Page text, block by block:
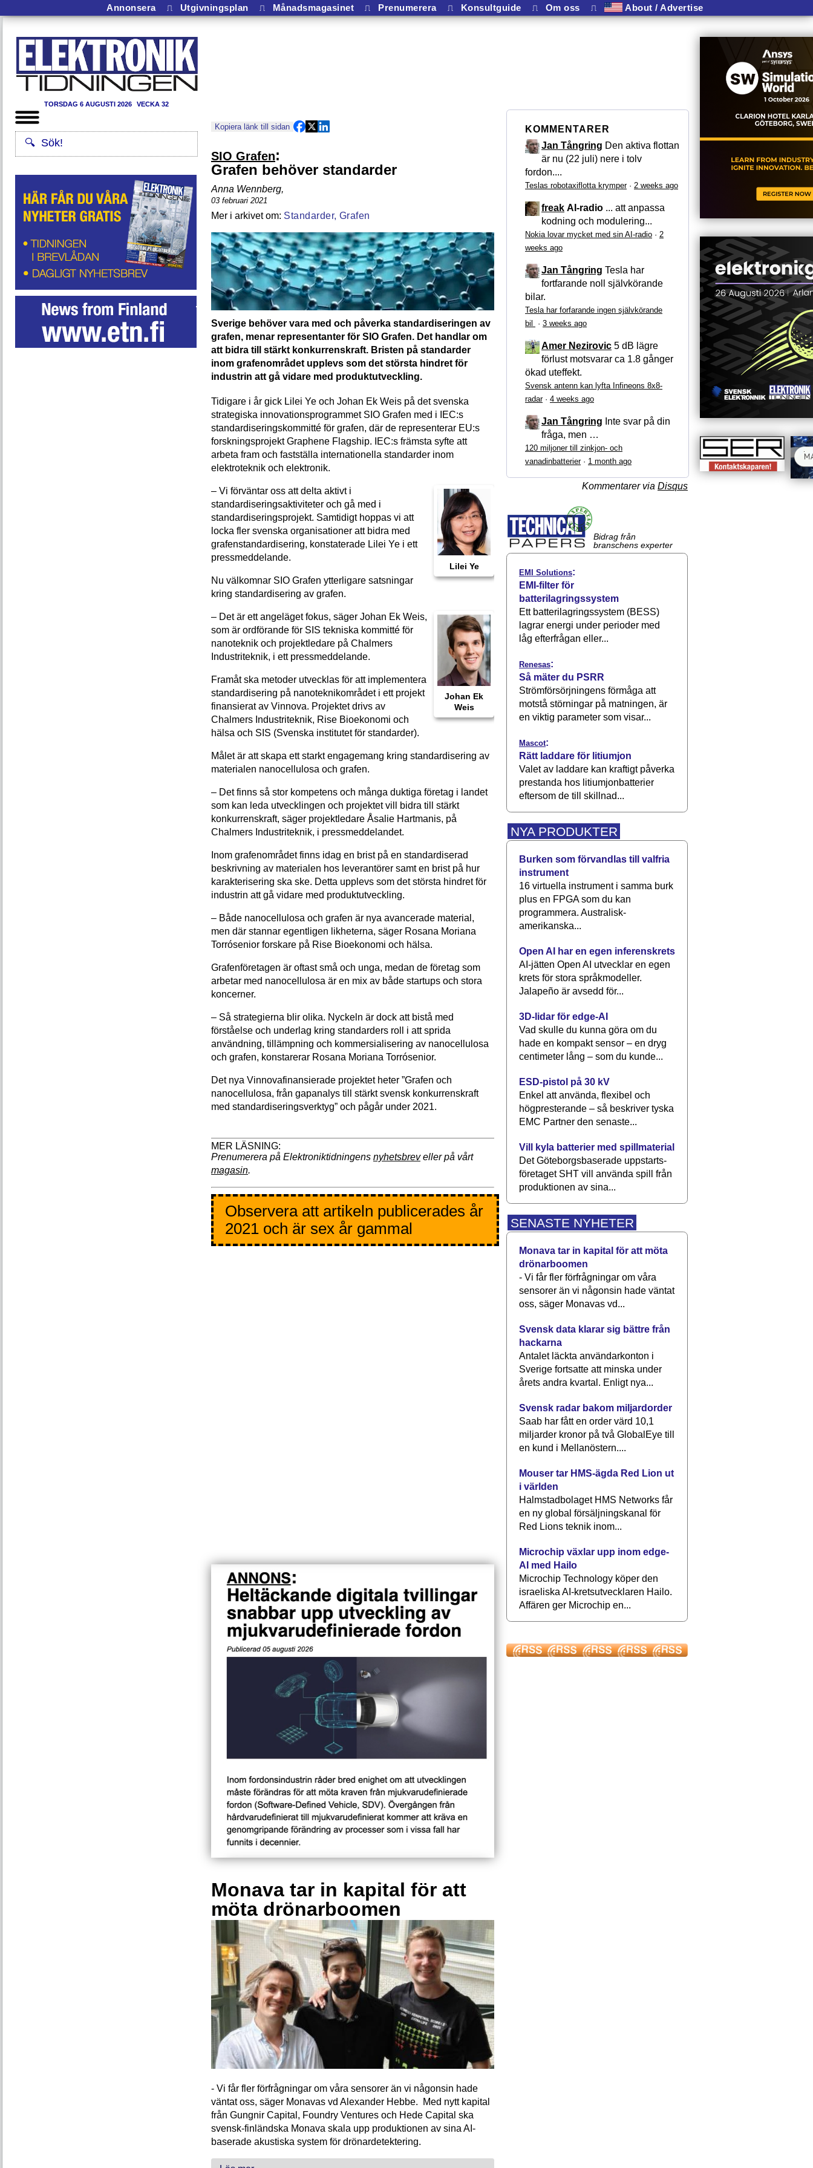
Annonsera ⎍ Utgivningsplan ⎍ Månadsmagasinet ⎍ Prenumerera ⎍ Konsultguide ⎍ Om oss ⎍ About / Advertise
TORSDAG 6 AUGUSTI 2026 VECKA 32
Kopiera länk till sidan
SIO Grafen:
Grafen behöver standarder
Anna Wennberg,
03 februari 2021
Standarder, Grafen
Sverige behöver vara med och påverka standardiseringen av
grafen, menar representanter för SIO Grafen. Det handlar om
att bidra till stärkt konkurrenskraft. Bristen på standarder
inom grafenområdet upplevs som det största hindret för
industrin att gå vidare med produktutveckling.
Tidigare i år gick Lilei Ye och Johan Ek Weis på det svenska
strategiska innovationsprogrammet SIO Grafen med i IEC:s
standardiseringskommitté för grafen, där de representerar EU:s
forskningsprojekt Graphene Flagship. IEC:s främsta syfte att
arbeta fram och fastställa internationella standarder inom
elektroteknik och elektronik.
Lilei Ye
– Vi förväntar oss att delta aktivt i
standardiseringsaktiviteter och gå med i
standardiseringsprojekt. Samtidigt hoppas vi att
locka fler svenska organisationer att bidra med
grafenstandardisering, konstaterade Lilei Ye i ett
pressmeddelande.
Nu välkomnar SIO Grafen ytterligare satsningar
kring standardisering av grafen.
Johan Ek
Weis
– Det är ett angeläget fokus, säger Johan Ek Weis,
som är ordförande för SIS tekniska kommitté för
nanoteknik och projektledare på Chalmers
Industriteknik, i ett pressmeddelande.
Framåt ska metoder utvecklas för att implementera
standardisering på nanoteknikområdet i ett projekt
finansierat av Vinnova. Projektet drivs av
Chalmers Industriteknik, Rise Bioekonomi och
hälsa och SIS (Svenska institutet för standarder).
Målet är att skapa ett starkt engagemang kring standardisering av
materialen nanocellulosa och grafen.
– Det finns så stor kompetens och många duktiga företag i landet
som kan leda utvecklingen och projektet vill bidra till stärkt
konkurrenskraft, säger projektledare Åsalie Hartmanis, på
Chalmers Industriteknik, i pressmeddelandet.
Inom grafenområdet finns idag en brist på en standardiserad
beskrivning av materialen hos leverantörer samt en brist på hur
karakterisering ska ske. Detta upplevs som det största hindret för
industrin att gå vidare med produktutveckling.
– Både nanocellulosa och grafen är nya avancerade material,
men där stannar egentligen likheterna, säger Rosana Moriana
Torrósenior forskare på Rise Bioekonomi och hälsa.
Grafenföretagen är oftast små och unga, medan de företag som
arbetar med nanocellulosa är en mix av både startups och stora
koncerner.
– Så strategierna blir olika. Nyckeln är dock att bistå med
förståelse och underlag kring standarders roll i att sprida
användning, tillämpning och kommersialisering av nanocellulosa
och grafen, konstarerar Rosana Moriana Torrósenior.
Det nya Vinnovafinansierade projektet heter ”Grafen och
nanocellulosa, från gapanalys till stärkt svensk konkurrenskraft
med standardiseringsverktyg” och pågår under 2021.
Prenumerera på Elektroniktidningens nyhetsbreveller på vårt
magasin.
Observera att artikeln publicerades år
2021 och är sex år gammal
Monava tar in kapital för att
möta drönarboomen
- Vi får fler förfrågningar om våra sensorer än vi någonsin hade
väntat oss, säger Monavas vd Alexander Hebbe. Med nytt kapital
från Gungnir Capital, Foundry Ventures och Hede Capital ska
svensk-finländska Monava skala upp produktionen av sina AI-
baserade akustiska system för drönardetektering.
KOMMENTARER
Jan Tångring Den aktiva flottan
är nu (22 juli) nere i tolv
fordon....
Teslas robotaxiflotta krymper· 2 weeks ago
freak AI-radio ... att anpassa
kodning och modulering...
Nokia lovar mycket med sin AI-radio · 2
weeks ago
Jan Tångring Tesla har
fortfarande noll självkörande
bilar.
Tesla har forfarande ingen självkörande
bil
· 3 weeks ago
Amer Nezirovic 5 dB lägre
förlust motsvarar ca 1.8 gånger
ökad uteffekt.
Svensk antenn kan lyfta Infineons 8x8-
radar· 4 weeks ago
Jan Tångring Inte svar på din
fråga, men …
120 miljoner till zinkjon- och
vanadinbatterier· 1 month ago
Kommentarer via Disqus
Bidrag från
branschens experter
EMI Solutions:
EMI-filter för
batterilagringssystem
Ett batterilagringssystem (BESS)
lagrar energi under perioder med
låg efterfrågan eller...
Renesas:
Så mäter du PSRR
Strömförsörjningens förmåga att
motstå störningar på matningen, är
en viktig parameter som visar...
Mascot:
Rätt laddare för litiumjon
Valet av laddare kan kraftigt påverka
prestanda hos litiumjonbatterier
eftersom de till skillnad...
NYA PRODUKTER
Burken som förvandlas till valfria
instrument
16 virtuella instrument i samma burk
plus en FPGA som du kan
programmera. Australisk-
amerikanska...
Open AI har en egen inferenskrets
AI-jätten Open AI utvecklar en egen
krets för stora språkmodeller.
Jalapeño är avsedd för...
3D-lidar för edge-AI
Vad skulle du kunna göra om du
hade en kompakt sensor – en dryg
centimeter lång – som du kunde...
ESD-pistol på 30 kV
Enkel att använda, flexibel och
högpresterande – så beskriver tyska
EMC Partner den senaste...
Vill kyla batterier med spillmaterial
Det Göteborgsbaserade upp­starts­
företaget SHT vill använda spill från
produktionen av sina...
SENASTE NYHETER
Monava tar in kapital för att möta
drönarboomen
- Vi får fler förfrågningar om våra
sensorer än vi någonsin hade väntat
oss, säger Monavas vd...
Svensk data klarar sig bättre från
hackarna
Antalet läckta användarkonton i
Sverige fortsatte att minska under
årets andra kvartal. Enligt nya...
Svensk radar bakom miljardorder
Saab har fått en order värd 10,1
miljarder kronor på två GlobalEye till
en kund i Mellanöstern....
Mouser tar HMS-ägda Red Lion ut
i världen
Halmstadbolaget HMS Networks får
en ny global försäljningskanal för
Red Lions teknik inom...
Microchip växlar upp inom edge-
AI med Hailo
Microchip Technology köper den
israeliska AI-kretsutvecklaren Hailo.
Affären ger Microchip en...